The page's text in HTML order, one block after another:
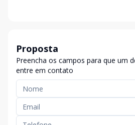
Proposta
Preencha os campos para que um
entre em contato